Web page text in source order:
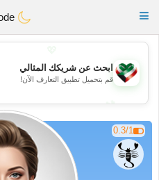
Chat
Toggle
💕
ابحث عن شريكك المثالي
قم بتحميل تطبيق التعارف الآن!
0.3/1